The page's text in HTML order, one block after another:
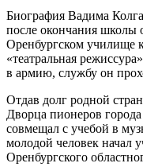
Биография Вадима
после окончания школы
Оренбургском училище
«театральная
в армию, службу он
Отдав долг родной
Дворца пионеров
совмещал с учебой в
молодой человек начал
Оренбургского